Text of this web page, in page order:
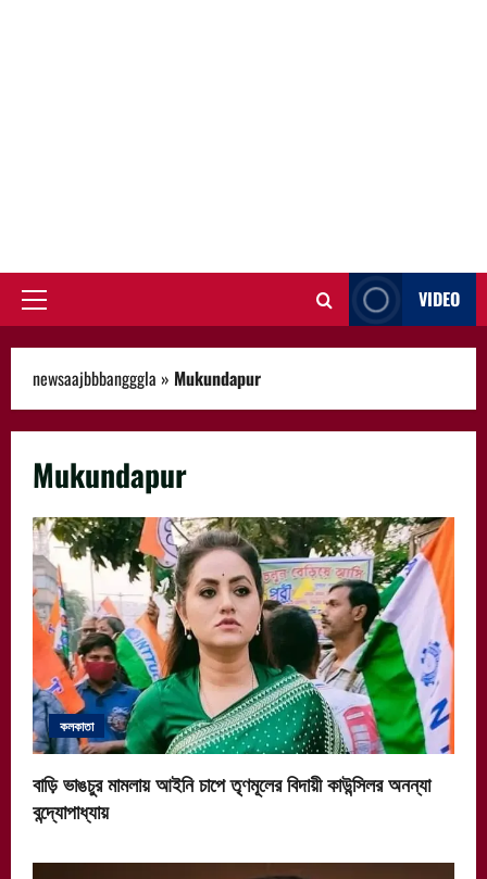
Primary
VIDEO
newsaajbbbangggla » Mukundapur
Mukundapur
কলকাতা
বাড়ি ভাঙচুর মামলায় আইনি চাপে তৃণমূলের বিদায়ী কাউন্সিলর অনন্যা
বন্দ্যোপাধ্যায়